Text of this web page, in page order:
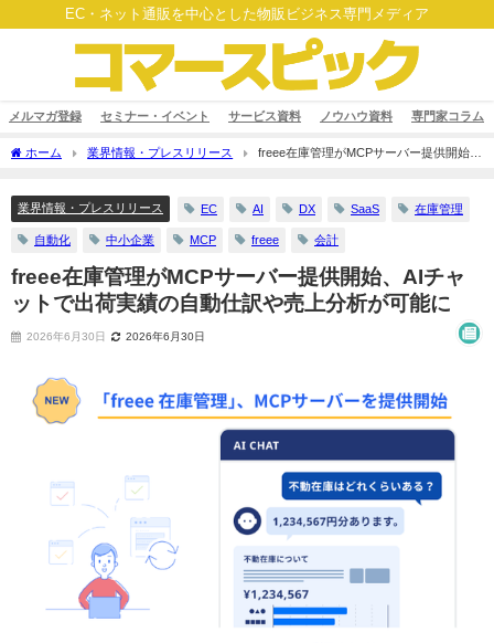
EC・ネット通販を中心とした物販ビジネス専門メディア
メルマガ登録 セミナー・イベント サービス資料 ノウハウ資料 専門家コラム
ホーム 業界情報・プレスリリース
freee在庫管理がMCPサーバー提供開始、
業界情報・プレスリリース EC AI DX SaaS 在庫管理
自動化 中小企業 MCP freee 会計
freee在庫管理がMCPサーバー提供開始、AIチャ
ットで出荷実績の自動仕訳や売上分析が可能に
2026年6月30日 2026年6月30日